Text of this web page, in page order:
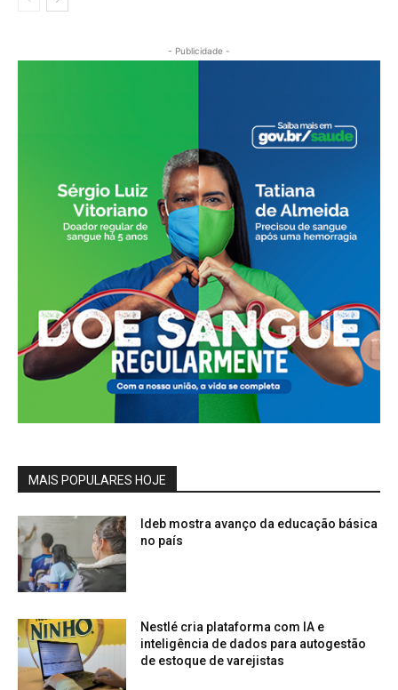
- Publicidade -
MAIS POPULARES HOJE
Ideb mostra avanço da educação básica
no país
Nestlé cria plataforma com IA e
inteligência de dados para autogestão
de estoque de varejistas